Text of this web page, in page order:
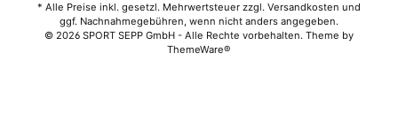
* Alle Preise inkl. gesetzl. Mehrwertsteuer zzgl. Versandkosten und
ggf. Nachnahmegebühren, wenn nicht anders angegeben.
© 2026 SPORT SEPP GmbH - Alle Rechte vorbehalten. Theme by
ThemeWare®